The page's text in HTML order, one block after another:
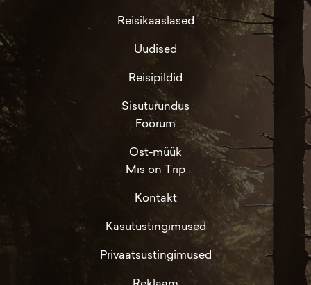
Reisikaaslased
Uudised
Reisipildid
Sisuturundus
Foorum
Ost-müük
Mis on Trip
Kontakt
Kasutustingimused
Privaatsustingimused